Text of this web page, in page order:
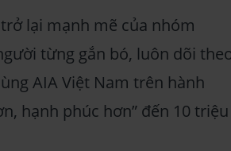
lại mạnh mẽ của nhóm
từng gắn bó, luôn dõi
AIA Việt Nam trên hành
hạnh phúc hơn” đến 10 triệu